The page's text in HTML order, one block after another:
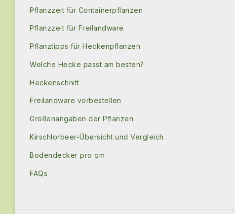
Pflanzzeit für Containerpflanzen
Pflanzzeit für Freilandware
Pflanztipps für Heckenpflanzen
Welche Hecke passt am besten?
Heckenschnitt
Freilandware vorbestellen
Größenangaben der Pflanzen
Kirschlorbeer-Übersicht und Vergleich
Bodendecker pro qm
FAQs